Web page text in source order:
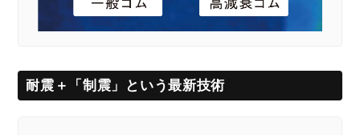
耐震＋「制震」という最新技術